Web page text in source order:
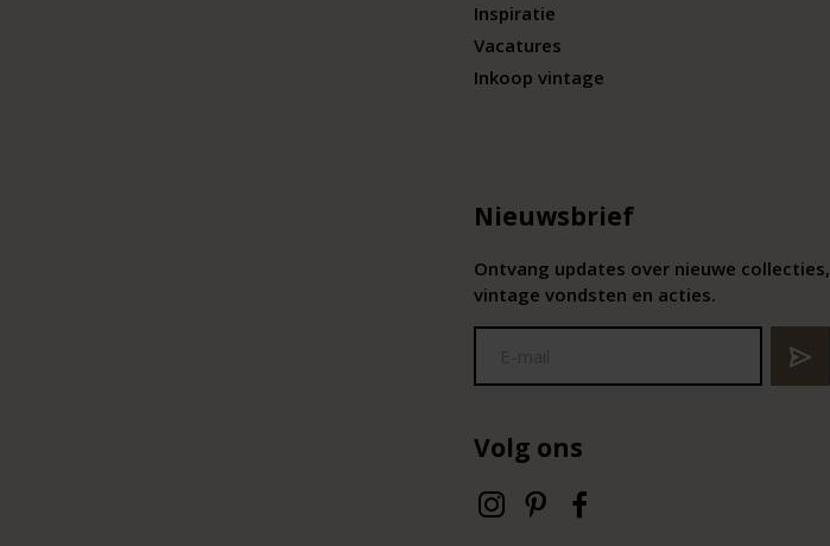
Inspiratie
Vacatures
Inkoop vintage
Nieuwsbrief
Ontvang updates over nieuwe collecties,
vintage vondsten en acties.
Volg ons